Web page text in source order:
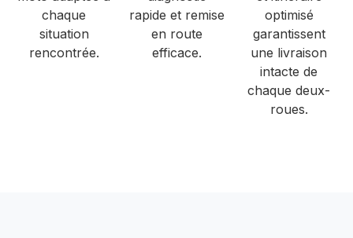
chaque
situation
rencontrée.
rapide et remise
en route
efficace.
optimisé
garantissent
une livraison
intacte de
chaque deux-
roues.